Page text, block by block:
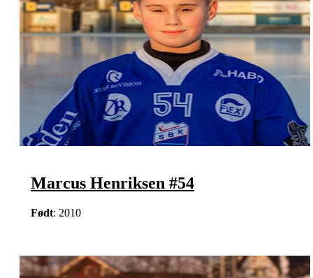
Marcus Henriksen #54
Født: 2010